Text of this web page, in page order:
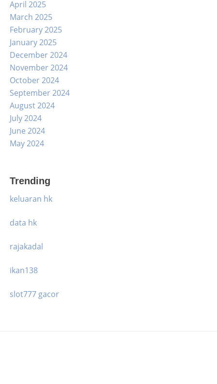
April 2025
March 2025
February 2025
January 2025
December 2024
November 2024
October 2024
September 2024
August 2024
July 2024
June 2024
May 2024
Trending
keluaran hk
data hk
rajakadal
ikan138
slot777 gacor